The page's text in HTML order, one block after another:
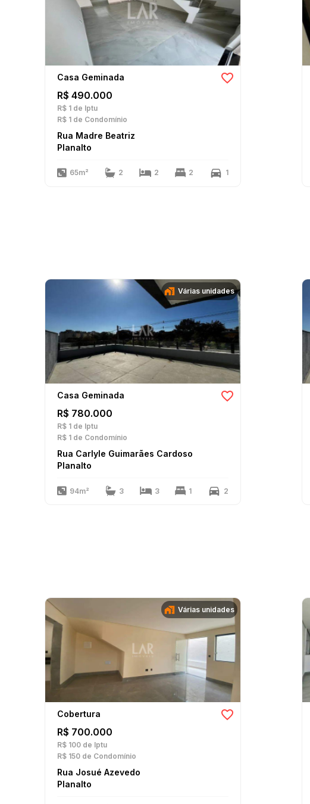
Casa Geminada
R$ 490.000
R$ 1 de Iptu
R$ 1 de Condomínio
Rua Madre Beatriz
Planalto
65m² 2 2 2 1
Várias unidades
Casa Geminada
R$ 780.000
R$ 1 de Iptu
R$ 1 de Condomínio
Rua Carlyle Guimarães Cardoso
Planalto
94m² 3 3 1 2
Várias unidades
Cobertura
R$ 700.000
R$ 100 de Iptu
R$ 150 de Condomínio
Rua Josué Azevedo
Planalto